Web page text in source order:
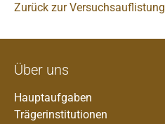
Zurück zur Versuchsauflistung
Über uns
Hauptaufgaben
Trägerinstitutionen